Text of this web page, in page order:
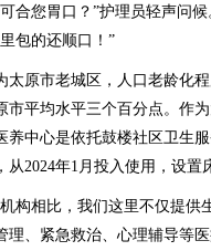
您胃口？”护理员轻声问候
包的还顺口！”
市老城区，人口老龄化程
市平均水平三个百分点。作
养中心是依托鼓楼社区卫生
2024年1月投入使用，设置
相比，我们这里不仅提供
理、紧急救治、心理辅导等